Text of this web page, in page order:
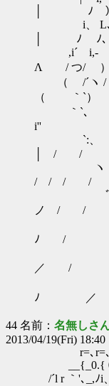
│ ﾉ
i、
│ ﾉ ﾉ、
,i´
Λ / つ/ ）
（ /
（ ｀`）
｀`､ ｀
i''
`:、 ヽ
│ / /
ヽ ヽ
/ / / /
ﾞi ﾞi
ノ / /
ﾞi ﾞi
ﾉ /
ﾞi ﾞi
／ /
ﾞi
ﾉ ／
44 名前： 名無しさ
2013/04/19(Fri) 18:40
r=､r=､
__{_0.{
/´l r ｀'､_,ﾉi、